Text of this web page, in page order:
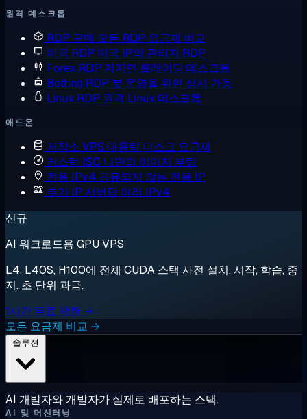
원격 데스크톱
RDP 구매 모든 RDP 요금제 비교
미국 RDP 미국 IP의 관리자 RDP
Forex RDP 저지연 트레이딩 데스크톱
Botting RDP 봇 운영을 위한 상시 가동
Linux RDP 원격 Linux 데스크톱
애드온
저장소 VPS 대용량 디스크 요금제
커스텀 ISO 나만의 이미지 부팅
전용 IPv4 공유되지 않는 전용 IP
추가 IP 서버당 여러 IPv4
신규
AI 워크로드용 GPU VPS
L4, L40S, H100에 전체 CUDA 스택 사전 설치. 시작, 학습, 중
지. 초 단위 과금.
1시간 무료 체험 →
모든 요금제 비교 →
AI 개발자와 개발자가 실제로 배포하는 스택.
AI 및 머신러닝